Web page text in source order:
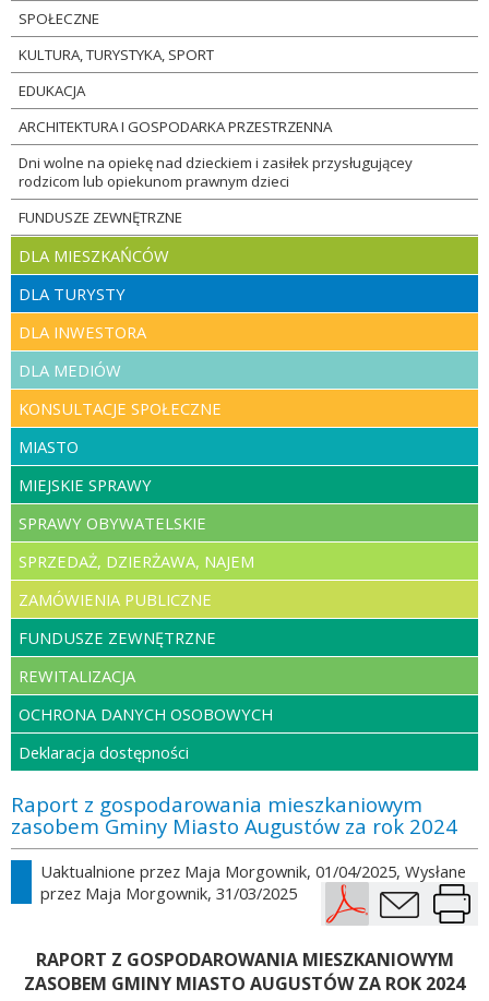
SPOŁECZNE
KULTURA, TURYSTYKA, SPORT
EDUKACJA
ARCHITEKTURA I GOSPODARKA PRZESTRZENNA
Dni wolne na opiekę nad dzieckiem i zasiłek przysługującey
rodzicom lub opiekunom prawnym dzieci
FUNDUSZE ZEWNĘTRZNE
DLA MIESZKAŃCÓW
DLA TURYSTY
DLA INWESTORA
DLA MEDIÓW
KONSULTACJE SPOŁECZNE
MIASTO
MIEJSKIE SPRAWY
SPRAWY OBYWATELSKIE
SPRZEDAŻ, DZIERŻAWA, NAJEM
ZAMÓWIENIA PUBLICZNE
FUNDUSZE ZEWNĘTRZNE
REWITALIZACJA
OCHRONA DANYCH OSOBOWYCH
Deklaracja dostępności
Raport z gospodarowania mieszkaniowym
zasobem Gminy Miasto Augustów za rok 2024
Uaktualnione przez Maja Morgownik, 01/04/2025, Wysłane
przez Maja Morgownik, 31/03/2025
RAPORT Z GOSPODAROWANIA MIESZKANIOWYM
ZASOBEM GMINY MIASTO AUGUSTÓW ZA ROK 2024